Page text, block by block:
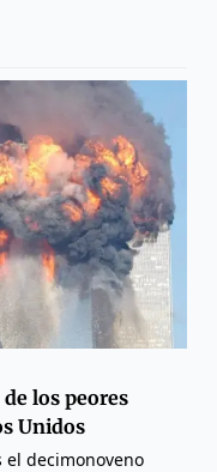
los peores
Unidos
el decimonoveno